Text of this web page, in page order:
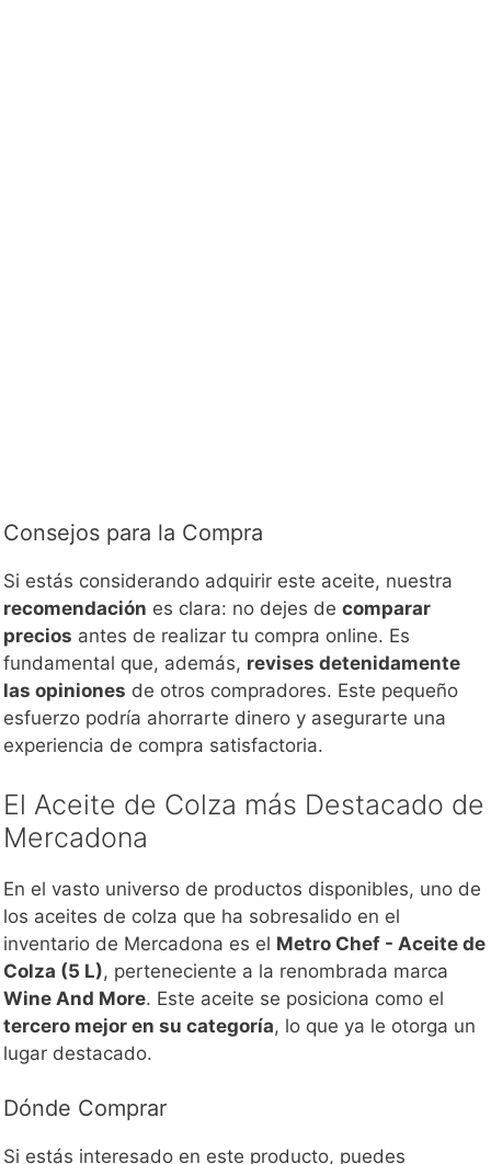
Consejos para la Compra
Si estás considerando adquirir este aceite, nuestra
recomendación es clara: no dejes de comparar
precios antes de realizar tu compra online. Es
fundamental que, además, revises detenidamente
las opiniones de otros compradores. Este pequeño
esfuerzo podría ahorrarte dinero y asegurarte una
experiencia de compra satisfactoria.
El Aceite de Colza más Destacado de
Mercadona
En el vasto universo de productos disponibles, uno de
los aceites de colza que ha sobresalido en el
inventario de Mercadona es el Metro Chef - Aceite de
Colza (5 L), perteneciente a la renombrada marca
Wine And More. Este aceite se posiciona como el
tercero mejor en su categoría, lo que ya le otorga un
lugar destacado.
Dónde Comprar
Si estás interesado en este producto, puedes